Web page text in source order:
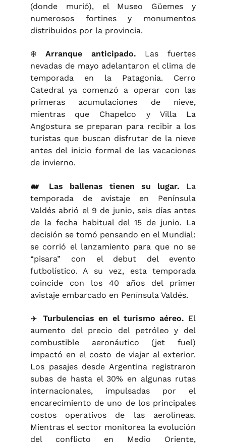
(donde murió), el Museo Güemes y
numerosos fortines y monumentos
distribuidos por la provincia.
❄️ Arranque anticipado. Las fuertes
nevadas de mayo adelantaron el clima de
temporada en la Patagonia. Cerro
Catedral ya comenzó a operar con las
primeras acumulaciones de nieve,
mientras que Chapelco y Villa La
Angostura se preparan para recibir a los
turistas que buscan disfrutar de la nieve
antes del inicio formal de las vacaciones
de invierno.
🐋 Las ballenas tienen su lugar. La
temporada de avistaje en Península
Valdés abrió el 9 de junio, seis días antes
de la fecha habitual del 15 de junio. La
decisión se tomó pensando en el Mundial:
se corrió el lanzamiento para que no se
“pisara” con el debut del evento
futbolístico. A su vez, esta temporada
coincide con los 40 años del primer
avistaje embarcado en Península Valdés.
✈️Turbulencias en el turismo aéreo. El
aumento del precio del petróleo y del
combustible aeronáutico (jet fuel)
impactó en el costo de viajar al exterior.
Los pasajes desde Argentina registraron
subas de hasta el 30% en algunas rutas
internacionales, impulsadas por el
encarecimiento de uno de los principales
costos operativos de las aerolíneas.
Mientras el sector monitorea la evolución
del conflicto en Medio Oriente,